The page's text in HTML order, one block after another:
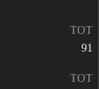
TOT
91
TOT